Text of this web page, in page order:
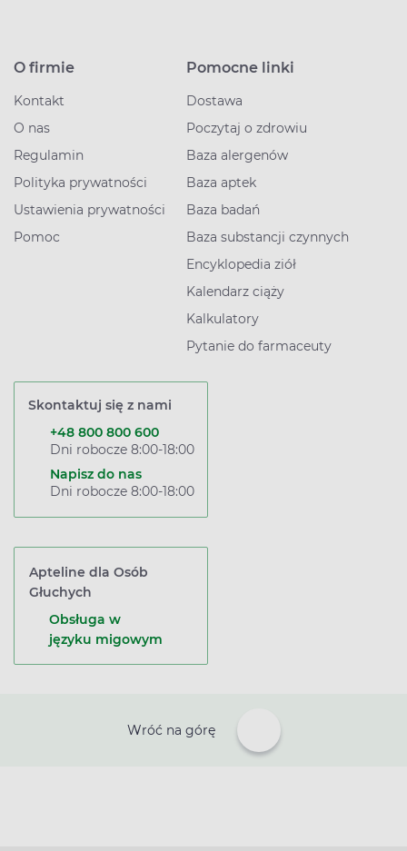
O firmie
Kontakt
O nas
Regulamin
Polityka prywatności
Ustawienia prywatności
Pomoc
Pomocne linki
Dostawa
Poczytaj o zdrowiu
Baza alergenów
Baza aptek
Baza badań
Baza substancji czynnych
Encyklopedia ziół
Kalendarz ciąży
Kalkulatory
Pytanie do farmaceuty
Skontaktuj się z nami
+48 800 800 600
Dni robocze 8:00-18:00
Napisz do nas
Dni robocze 8:00-18:00
Apteline dla Osób
Głuchych
Obsługa w
języku migowym
Wróć na górę